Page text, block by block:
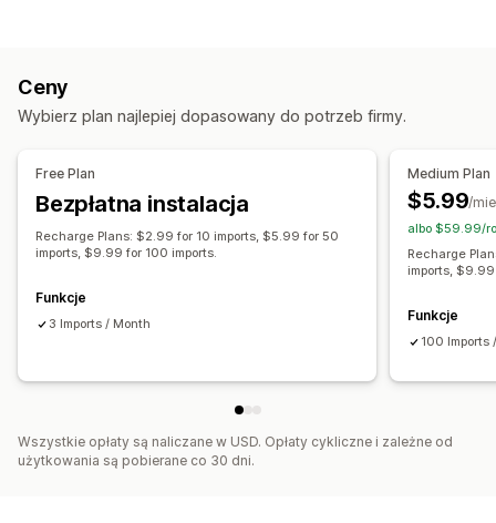
Ceny
Wybierz plan najlepiej dopasowany do potrzeb firmy.
Free Plan
Bezpłatna instalacja
Recharge Plans: $2.99 for 10 imports, $5.99 for 50
imports, $9.99 for 100 imports.
Funkcje
3 Imports / Month
Medium Plan
$5.99/
albo $59.99/
Recharge
imports,
Funkcje
100 Imports
Wszystkie opłaty są naliczane w USD. Opłaty cykliczne i zależne od
użytkowania są pobierane co 30 dni.